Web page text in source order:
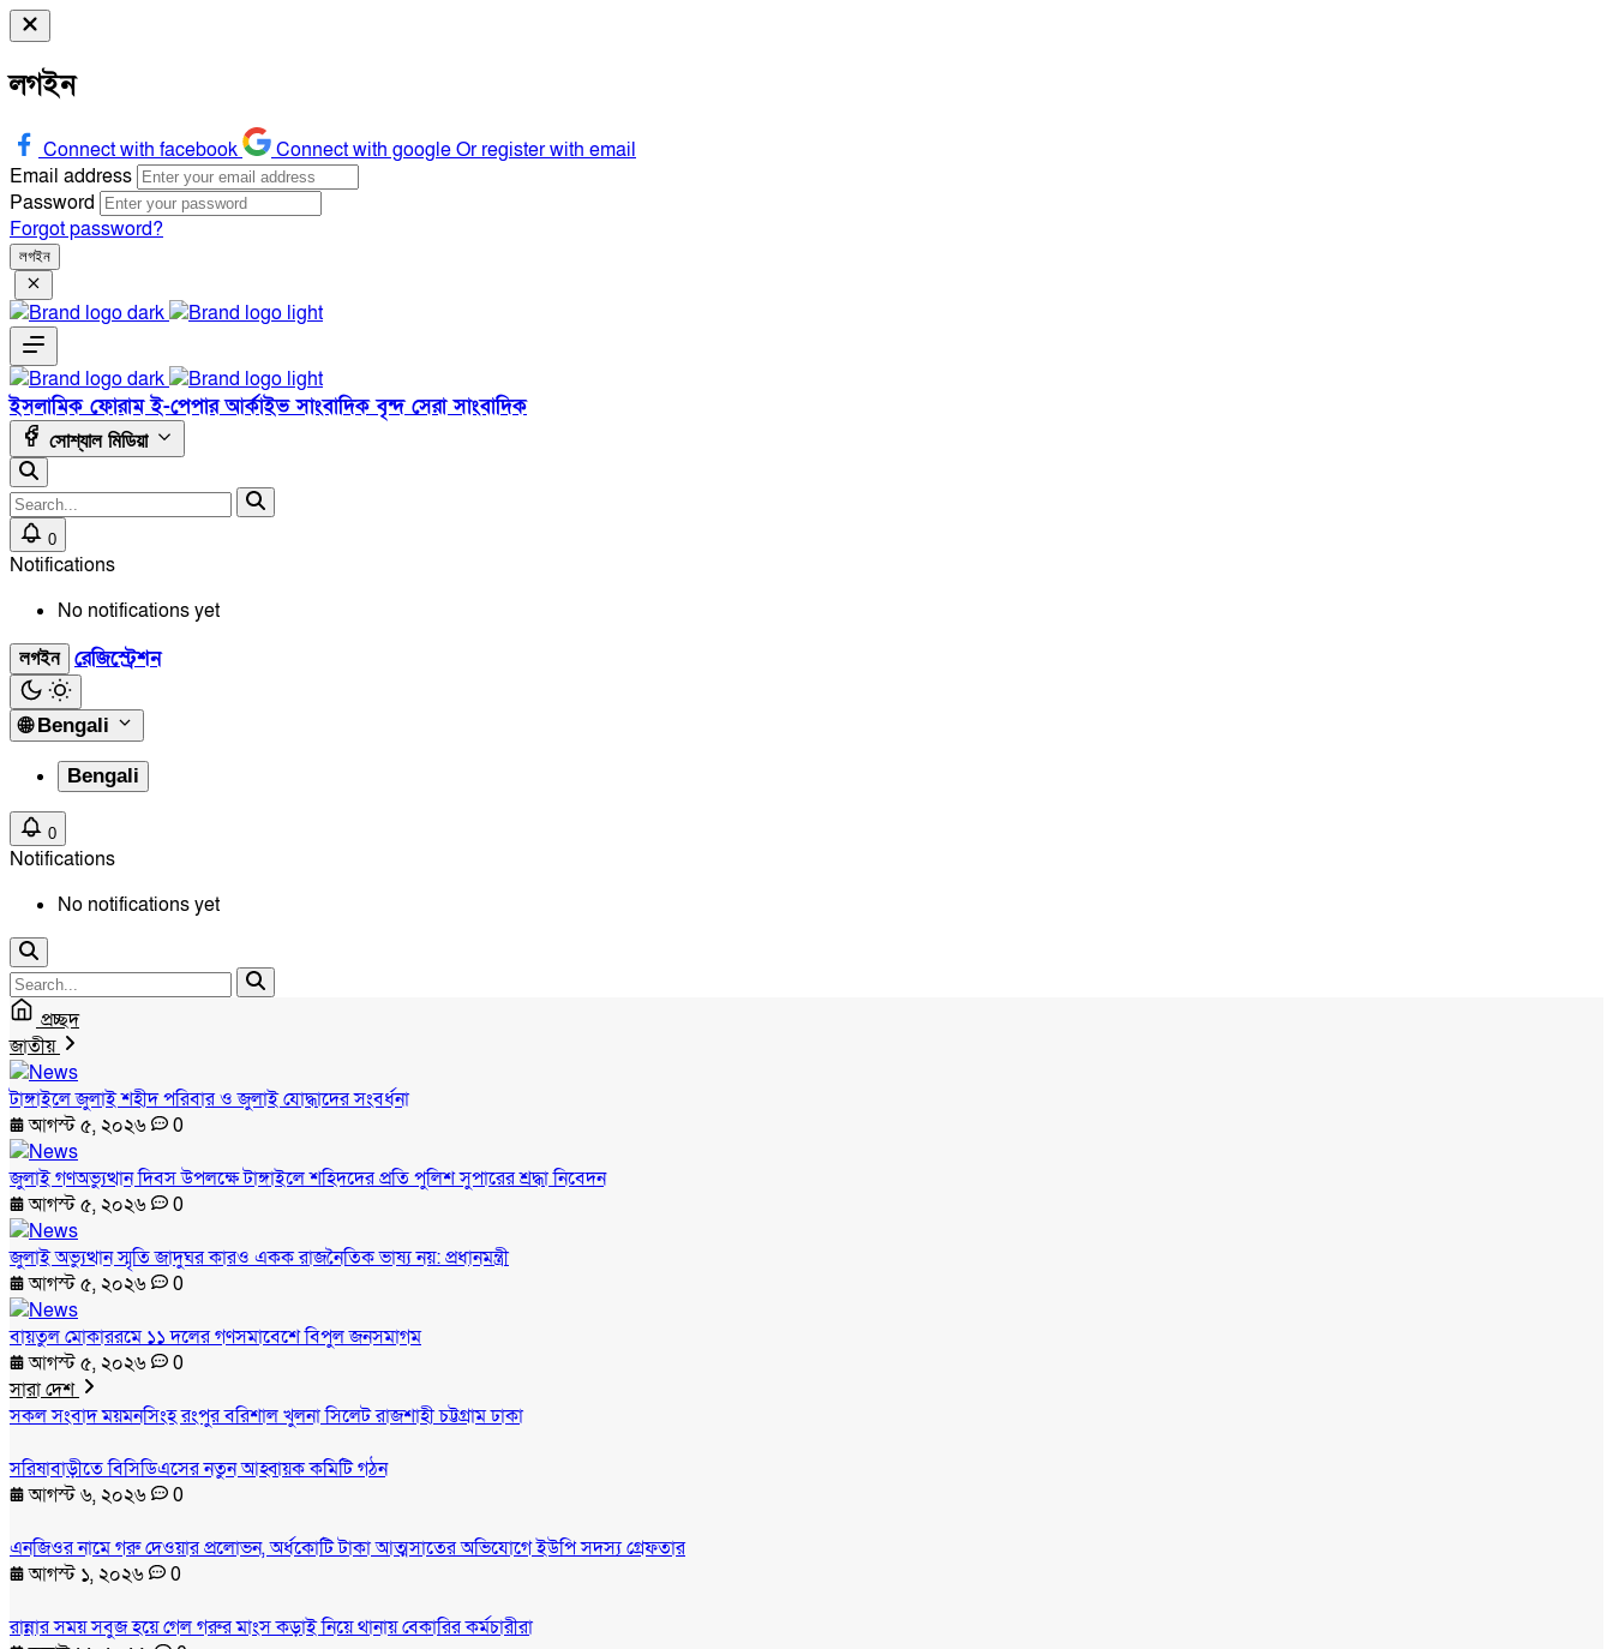
লগইন
Connect with facebook Connect with googleOr register with email
Email address
Password
Forgot password?
লগইন
ইসলামিক ফোরামই-পেপারআর্কাইভসাংবাদিক বৃন্দসেরা সাংবাদিক
সোশ্যাল মিডিয়া
0
Notifications
No notifications yet
লগইন রেজিস্ট্রেশন
🌐 Bengali
Bengali
0
Notifications
No notifications yet
প্রচ্ছদ
জাতীয়
টাঙ্গাইলে জুলাই শহীদ পরিবার ও জুলাই যোদ্ধাদের সংবর্ধনা
আগস্ট ৫, ২০২৬
0
জুলাই গণঅভ্যুত্থান দিবস উপলক্ষে টাঙ্গাইলে শহিদদের প্রতি পুলিশ সুপারের শ্রদ্ধা নিবেদন
আগস্ট ৫, ২০২৬
0
জুলাই অভ্যুত্থান স্মৃতি জাদুঘর কারও একক রাজনৈতিক ভাষ্য নয়: প্রধানমন্ত্রী
আগস্ট ৫, ২০২৬
0
বায়তুল মোকাররমে ১১ দলের গণসমাবেশে বিপুল জনসমাগম
আগস্ট ৫, ২০২৬
0
সারা দেশ
সকল সংবাদময়মনসিংহরংপুরবরিশালখুলনাসিলেটরাজশাহীচট্টগ্রামঢাকা
সরিষাবাড়ীতে বিসিডিএসের নতুন আহ্বায়ক কমিটি গঠন
আগস্ট ৬, ২০২৬
0
এনজিওর নামে গরু দেওয়ার প্রলোভন, অর্ধকোটি টাকা আত্মসাতের অভিযোগে ইউপি সদস্য গ্রেফতার
আগস্ট ১, ২০২৬
0
রান্নার সময় সবুজ হয়ে গেল গরুর মাংস কড়াই নিয়ে থানায় বেকারির কর্মচারীরা